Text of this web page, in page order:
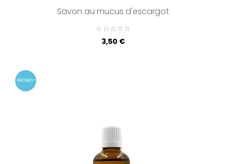
Savon au mucus d'escargot
Prix
3,50 €
PROMO !